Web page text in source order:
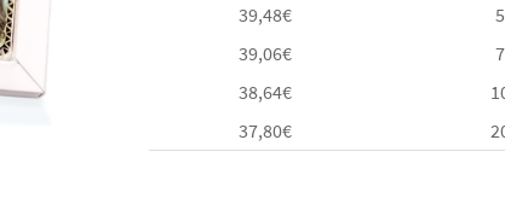
39,48€
39,06€
38,64€
37,80€